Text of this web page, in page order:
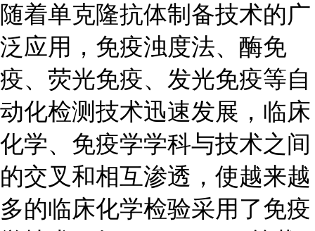
随着单克隆抗体制备技术的广
泛应用，免疫浊度法、酶免
疫、荧光免疫、发光免疫等自
动化检测技术迅速发展，临床
化学、免疫学学科与技术之间
的交叉和相互渗透，使越来越
多的临床化学检验采用了免疫